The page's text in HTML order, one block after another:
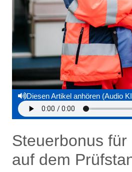
Diesen Artikel anhören (Audio
Steuerbonus
auf dem